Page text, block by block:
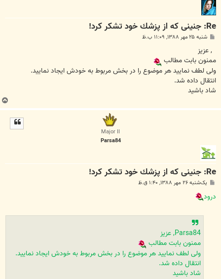
Re: جنینی كه از پزشك خود تشكر كرد!
ت
شنبه ۲۵ مهر ۱۳۸۸, ۱۱:۰۹ ب.ظ
, عزیز
ممنون بابت مطالب
ولی لطف نمایید هر موضوع را در بخش مربوط به خودش ایجاد نمایید.
انتقال داده شد.
شاد باشید
Major II
Parsa84
Re: جنینی كه از پزشك خود تشكر كرد!
ت
یک‌شنبه ۲۶ مهر ۱۳۸۸, ۱:۴۰ ق.ظ
درود
Parsa84, عزیز
ممنون بابت مطالب
ولی لطف نمایید هر موضوع را در بخش مربوط به خودش ایجاد نمایید.
انتقال داده شد.
شاد باشید